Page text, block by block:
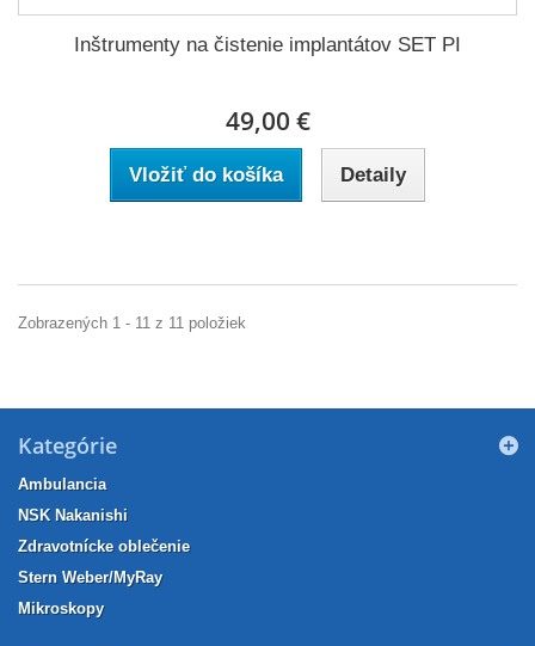
Inštrumenty na čistenie implantátov SET PI
49,00 €
Vložiť do košíka Detaily
Zobrazených 1 - 11 z 11 položiek
Kategórie
Ambulancia
NSK Nakanishi
Zdravotnícke oblečenie
Stern Weber/MyRay
Mikroskopy